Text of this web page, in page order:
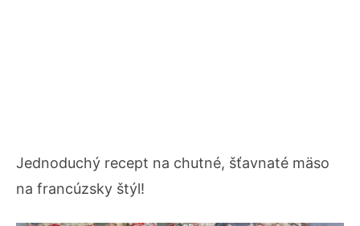
Jednoduchý recept na chutné, šťavnaté mäso
na francúzsky štýl!